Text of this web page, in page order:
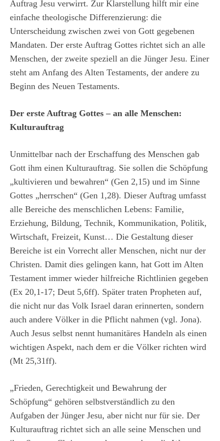
Auftrag Jesu verwirrt. Zur Klarstellung hilft mir eine
einfache theologische Differenzierung: die
Unterscheidung zwischen zwei von Gott gegebenen
Mandaten. Der erste Auftrag Gottes richtet sich an alle
Menschen, der zweite speziell an die Jünger Jesu. Einer
steht am Anfang des Alten Testaments, der andere zu
Beginn des Neuen Testaments.
Der erste Auftrag Gottes – an alle Menschen:
Kulturauftrag
Unmittelbar nach der Erschaffung des Menschen gab
Gott ihm einen Kulturauftrag. Sie sollen die Schöpfung
„kultivieren und bewahren“ (Gen 2,15) und im Sinne
Gottes „herrschen“ (Gen 1,28). Dieser Auftrag umfasst
alle Bereiche des menschlichen Lebens: Familie,
Erziehung, Bildung, Technik, Kommunikation, Politik,
Wirtschaft, Freizeit, Kunst… Die Gestaltung dieser
Bereiche ist ein Vorrecht aller Menschen, nicht nur der
Christen. Damit dies gelingen kann, hat Gott im Alten
Testament immer wieder hilfreiche Richtlinien gegeben
(Ex 20,1-17; Deut 5,6ff). Später traten Propheten auf,
die nicht nur das Volk Israel daran erinnerten, sondern
auch andere Völker in die Pflicht nahmen (vgl. Jona).
Auch Jesus selbst nennt humanitäres Handeln als einen
wichtigen Aspekt, nach dem er die Völker richten wird
(Mt 25,31ff).
„Frieden, Gerechtigkeit und Bewahrung der
Schöpfung“ gehören selbstverständlich zu den
Aufgaben der Jünger Jesu, aber nicht nur für sie. Der
Kulturauftrag richtet sich an alle seine Menschen und